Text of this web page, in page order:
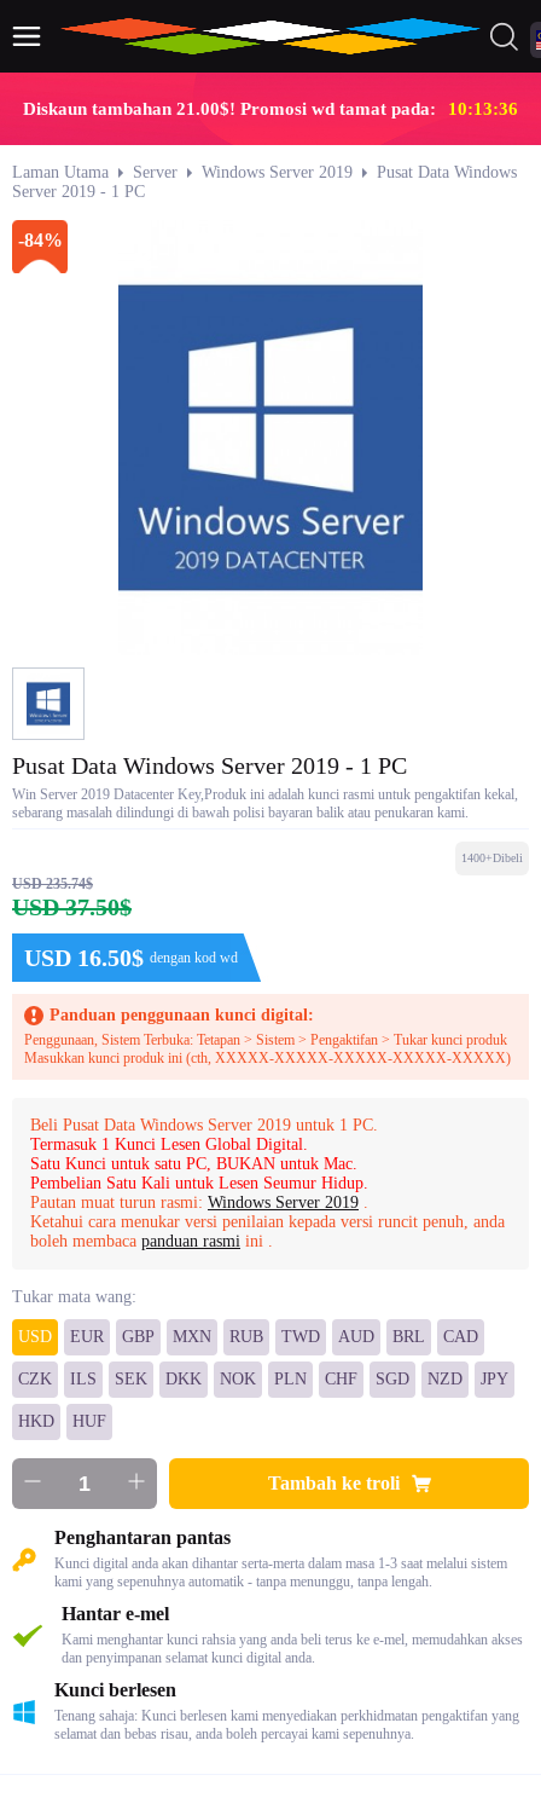
Diskaun tambahan 21.00$! Promosi wd tamat pada: 10:13:35
Laman Utama Server Windows Server 2019
Pusat Data Windows
Server 2019 - 1 PC
-84%
Pusat Data Windows Server 2019 - 1 PC
Win Server 2019 Datacenter Key,Produk ini adalah kunci rasmi untuk pengaktifan kekal,
sebarang masalah dilindungi di bawah polisi bayaran balik atau penukaran kami.
USD 235.74$
USD 37.50$
USD 16.50$ dengan kod wd
1400+Dibeli
Panduan penggunaan kunci digital:
Penggunaan, Sistem Terbuka: Tetapan > Sistem > Pengaktifan > Tukar kunci produk
Masukkan kunci produk ini (cth, XXXXX-XXXXX-XXXXX-XXXXX-XXXXX)
Beli Pusat Data Windows Server 2019 untuk 1 PC.
Termasuk 1 Kunci Lesen Global Digital.
Satu Kunci untuk satu PC, BUKAN untuk Mac.
Pembelian Satu Kali untuk Lesen Seumur Hidup.
Pautan muat turun rasmi: Windows Server 2019 .
Ketahui cara menukar versi penilaian kepada versi runcit penuh, anda
boleh membaca panduan rasmi ini .
Tukar mata wang:
USD EUR GBP MXN RUB TWD AUD BRL CAD
CZK ILS SEK DKK NOK PLN CHF SGD NZD JPY
HKD HUF
Tambah ke troli
Penghantaran pantas
Kunci digital anda akan dihantar serta-merta dalam masa 1-3 saat melalui sistem
kami yang sepenuhnya automatik - tanpa menunggu, tanpa lengah.
Hantar e-mel
Kami menghantar kunci rahsia yang anda beli terus ke e-mel, memudahkan akses
dan penyimpanan selamat kunci digital anda.
Kunci berlesen
Tenang sahaja: Kunci berlesen kami menyediakan perkhidmatan pengaktifan yang
selamat dan bebas risau, anda boleh percayai kami sepenuhnya.